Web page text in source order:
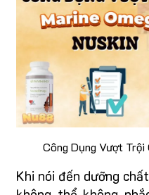
Công Dụng Vượt Trội
Khi nói đến dưỡng